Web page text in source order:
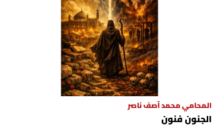
المحامي محمد آصف ناصر
الجنون فنون